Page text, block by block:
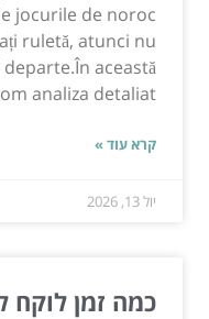
jocurile de noroc
ruletă, atunci nu
această
analiza detaliat...
קרא עוד »
יול 13, 2026
כמה זמן לוקח